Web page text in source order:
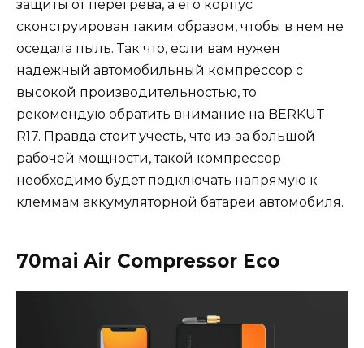
защиты от перегрева, а его корпус
сконструирован таким образом, чтобы в нем не
оседала пыль. Так что, если вам нужен
надежный автомобильный компрессор с
высокой производительностью, то
рекомендую обратить внимание на BERKUT
R17. Правда стоит учесть, что из-за большой
рабочей мощности, такой компрессор
необходимо будет подключать напрямую к
клеммам аккумуляторной батареи автомобиля.
70mai Air Compressor Eco